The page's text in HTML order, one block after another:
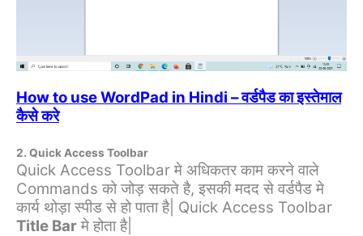
How to use WordPad in Hindi – वर्डपैड का इस्तेमाल
कैसे करे
2. Quick Access Toolbar
Quick Access Toolbar मे अधिकतर काम करने वाले
Commands को जोड़ सकते है, इसकी मदद से वर्डपैड मे
कार्य थोड़ा स्पीड से हो पाता है| Quick Access Toolbar
Title Bar मे होता है|